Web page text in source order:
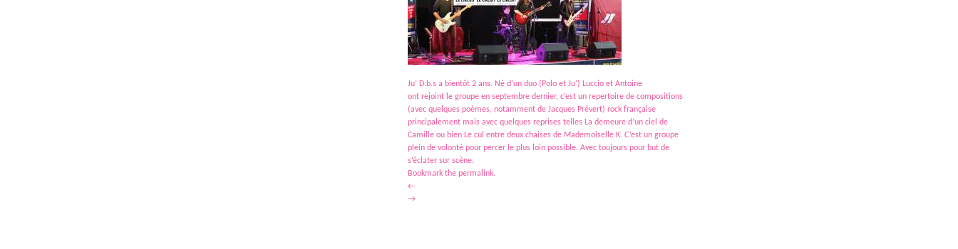
Ju’ D.b.s a bientôt 2 ans. Né d’un duo (Polo et Ju’) Luccio et Antoine
ont rejoint le groupe en septembre dernier, c’est un repertoire de compositions
(avec quelques poèmes, notamment de Jacques Prévert) rock française
principalement mais avec quelques reprises telles La demeure d’un ciel de
Camille ou bien Le cul entre deux chaises de Mademoiselle K. C’est un groupe
plein de volonté pour percer le plus loin possible. Avec toujours pour but de
s’éclater sur scène.
Bookmark the permalink.
←
→